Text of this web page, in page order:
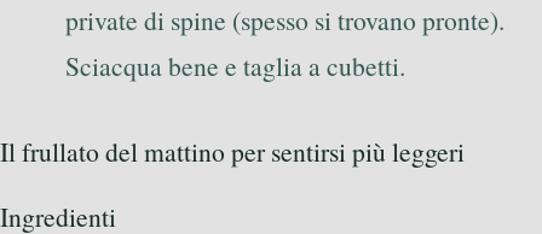
private di spine (spesso si trovano pronte).
Sciacqua bene e taglia a cubetti.
Il frullato del mattino per sentirsi più leggeri
Ingredienti